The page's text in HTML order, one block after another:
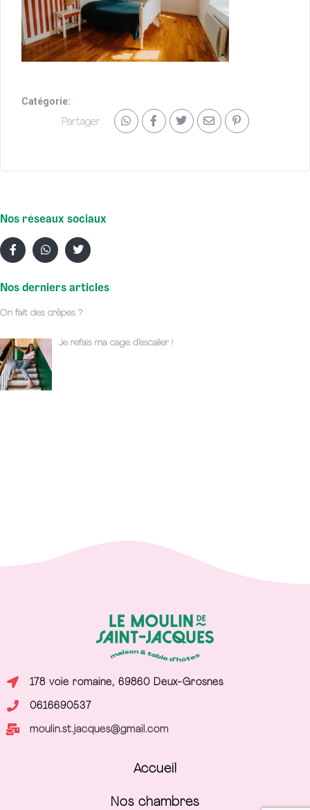
Catégorie:
Partager
Nos réseaux sociaux
Nos derniers articles
On fait des crêpes ?
Je refais ma cage d’escalier !
178 voie romaine, 69860 Deux-Grosnes
0616690537
moulin.st.jacques@gmail.com
Accueil
Nos chambres